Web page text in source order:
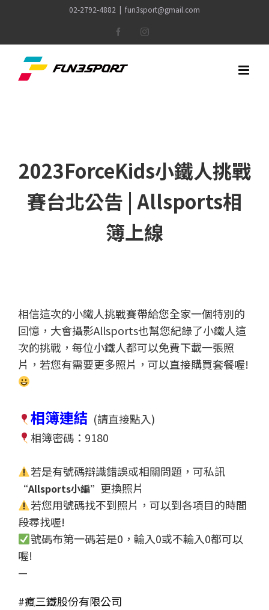
content
02-2792-4882 | fun3sport@gmail.com
FacebookInstagram
2023ForceKids小鐵人挑戰
賽台北公告 | Allsports相
簿上線
相信這次的小鐵人挑戰賽帶給您全家一個特別的
回憶，大會攝影Allsports也幫您紀錄了小鐵人這
次的挑戰，每位小鐵人都可以免費下載一張照
片，若您有需要更多照片，可以直接購買套餐喔!
相簿連結 (請直接點入)
相簿密碼：9180
若是有號碼辯識錯誤或相關問題，可私訊
“Allsports小編” 更換照片
若您用號碼找不到照片，可以到各項目的時間
段尋找喔!
號碼布第一碼若是0，輸入0或不輸入0都可以
喔!
—
#瘋三鐵股份有限公司